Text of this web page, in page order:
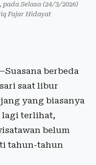
Selasa (24/3/2026)
Fajar Hidayat
berbeda
saat libur
yang biasanya
lagi terlihat,
belum
tahun-tahun